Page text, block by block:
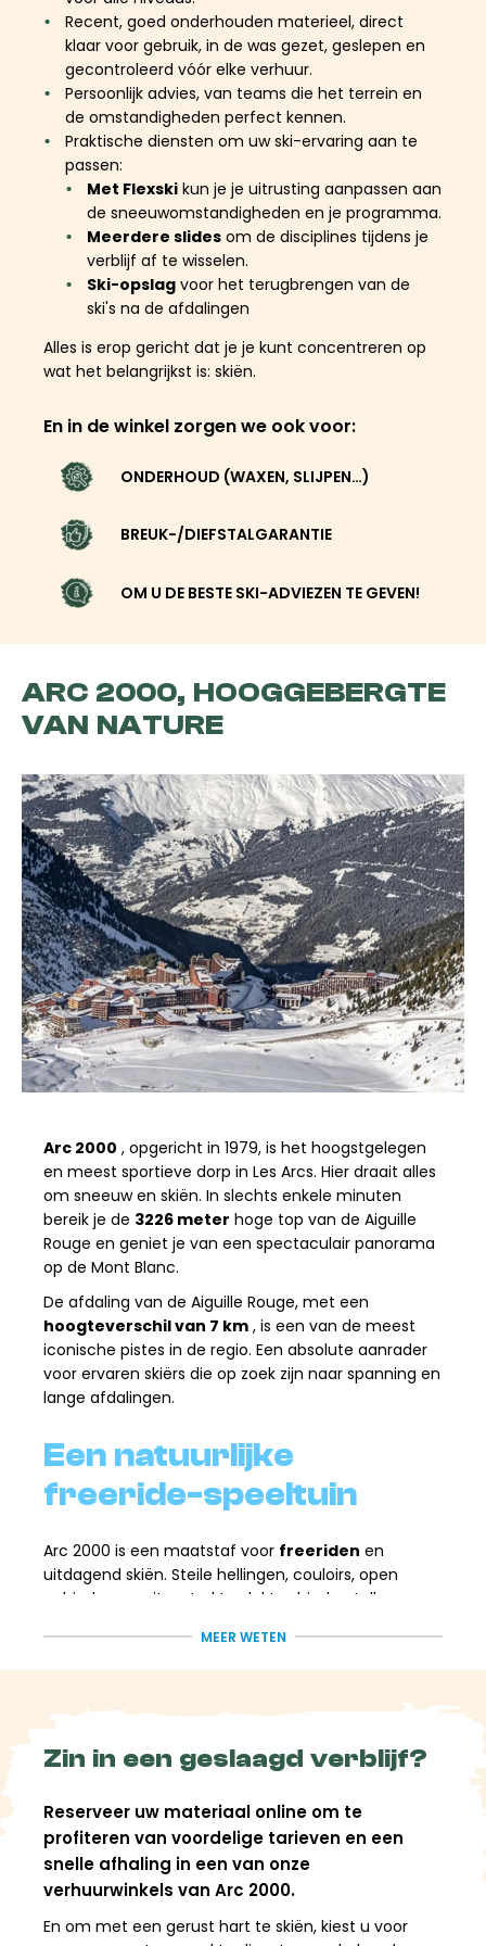
Recent, goed onderhouden materieel, direct
klaar voor gebruik, in de was gezet, geslepen en
gecontroleerd vóór elke verhuur.
Persoonlijk advies, van teams die het terrein en
de omstandigheden perfect kennen.
Praktische diensten om uw ski-ervaring aan te
passen:
Met Flexski kun je je uitrusting aanpassen aan
de sneeuwomstandigheden en je programma.
Meerdere slides om de disciplines tijdens je
verblijf af te wisselen.
Ski-opslag voor het terugbrengen van de
ski's na de afdalingen
Alles is erop gericht dat je je kunt concentreren op
wat het belangrijkst is: skiën.
En in de winkel zorgen we ook voor:
ONDERHOUD (WAXEN, SLIJPEN…)
BREUK-/DIEFSTALGARANTIE
OM U DE BESTE SKI-ADVIEZEN TE GEVEN!
ARC 2000, HOOGGEBERGTE
VAN NATURE
Arc 2000 , opgericht in 1979, is het hoogstgelegen
en meest sportieve dorp in Les Arcs. Hier draait alles
om sneeuw en skiën. In slechts enkele minuten
bereik je de 3226 meter hoge top van de Aiguille
Rouge en geniet je van een spectaculair panorama
op de Mont Blanc.
De afdaling van de Aiguille Rouge, met een
hoogteverschil van 7 km , is een van de meest
iconische pistes in de regio. Een absolute aanrader
voor ervaren skiërs die op zoek zijn naar spanning en
lange afdalingen.
Een natuurlijke
freeride-speeltuin
Arc 2000 is een maatstaf voor freeriden en
uitdagend skiën. Steile hellingen, couloirs, open
gebieden en uitgestrekte vlaktes bieden talloze
naar toegankelijke off-piste mogelijkheden of een
ervaren snowboarder, je vindt hier terrein dat bij
jouw niveau past. Om je veiligheid te garanderen,
kunnen de medewerkers in de winkel je adviseren
over de meest geschikte gebieden en de benodigde
uitrusting, afgestemd op jouw plannen.
Paradiski, een domein
zonder grenzen.
MEER WETEN
Zin in een geslaagd verblijf?
Reserveer uw materiaal online om te
profiteren van voordelige tarieven en een
snelle afhaling in een van onze
verhuurwinkels van Arc 2000.
En om met een gerust hart te skiën, kiest u voor